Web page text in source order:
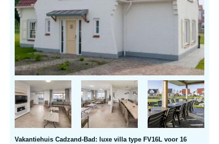
Vakantiehuis Cadzand-Bad: luxe villa type FV16L voor 16